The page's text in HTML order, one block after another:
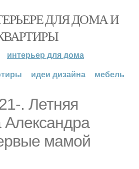
ДЛЯ ДОМА И
интерьер для дома
идеи дизайна мебель
. Летняя
Александра
мамой